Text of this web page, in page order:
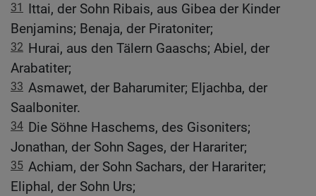
31
Ittai, der Sohn Ribais, aus Gibea der Kinder
Benjamins; Benaja, der Piratoniter;
32 Hurai, aus den Tälern Gaaschs; Abiel, der
Arabatiter;
33 Asmawet, der Baharumiter; Eljachba, der
Saalboniter.
34 Die Söhne Haschems, des Gisoniters;
Jonathan, der Sohn Sages, der Harariter;
35 Achiam, der Sohn Sachars, der Harariter;
Eliphal, der Sohn Urs;